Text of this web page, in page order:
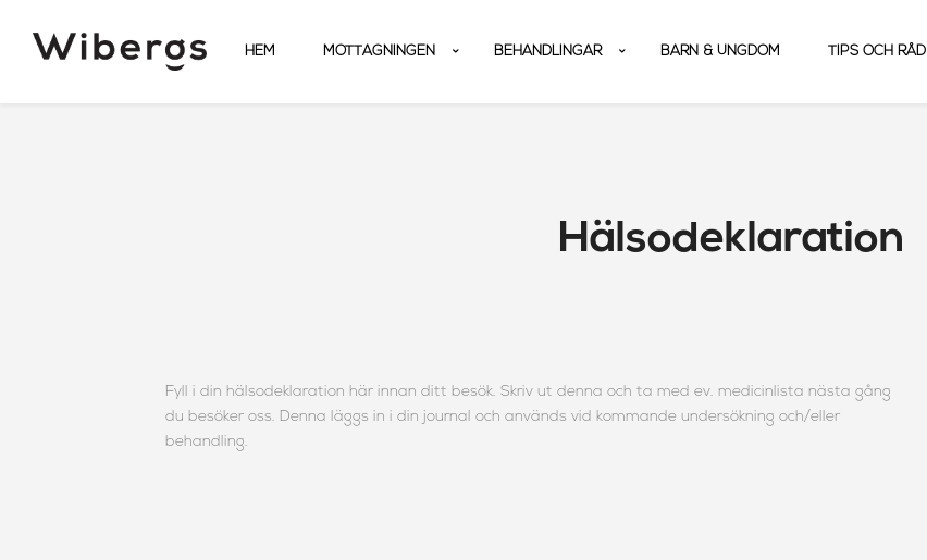
HEM MOTTAGNINGEN BEHANDLINGAR BARN & UNGDOM TIPS OCH RÅD
Hälsodeklaration
Fyll i din hälsodeklaration här innan ditt besök. Skriv ut denna och ta med ev. medicinlista nästa gång
du besöker oss. Denna läggs in i din journal och används vid kommande undersökning och/eller
behandling.